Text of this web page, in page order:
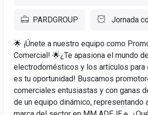
PARDGROUP Jornada
🌟 ¡Únete a nuestro equipo como
Comercial! 🌟¿Te apasiona el mundo
electrodomésticos y los artículos para
es tu oportunidad! Buscamos
comerciales entusiastas y con ganas
de un equipo dinámico, representando